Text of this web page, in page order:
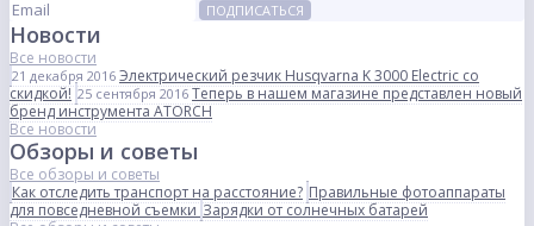
ПОДПИСАТЬСЯ
Новости
Все новости
21 декабря 2016 Электрический резчик Husqvarna K 3000 Electric со
скидкой! 25 сентября 2016 Теперь в нашем магазине представлен новый
бренд инструмента ATORCH
Все новости
Обзоры и советы
Все обзоры и советы
Как отследить транспорт на расстояние? Правильные фотоаппараты
для повседневной съемкиЗарядки от солнечных батарей